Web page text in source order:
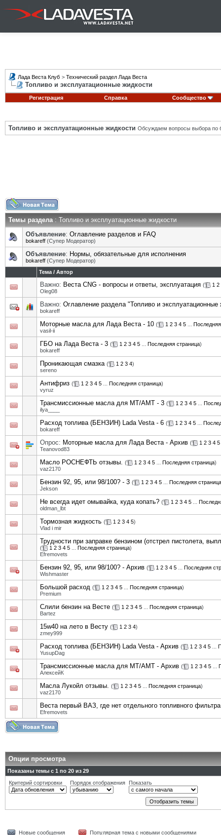
Лада Веста Клуб > Технический раздел Лада Веста
Топливо и эксплуатационные жидкости
Регистрация Справка Сообщество
Топливо и эксплуатационные жидкости Обсуждаем вопросы выбора по
Темы раздела: Топливо и эксплуатационные жидкости
Объявление: Оглавление разделов и FAQ
bokareff (Супер Модератор)
Объявление: Нормы, обязательные для исполнения
bokareff (Супер Модератор)
Тема / Автор
Важно: Веста CNG - вопросы и ответы, эксплуатация ( 1 2
Oleg08
Важно: Оглавление раздела "Топливо и эксплуатационные
bokareff
Моторные масла для Лада Веста - 10 ( 1 2 3 4 5
vasil-ii
ГБО на Лада Веста - 3 ( 1 2 3 4 5 Последняя страница)
bokareff
Проникающая смазка ( 1 2 3 4)
sereno
Антифриз ( 1 2 3 4 5 Последняя страница)
vyruz
Трансмиссионные масла для MT/АМТ - 3 ( 1 2 3 4 5
ilya____
Расход топлива (БЕНЗИН) Lada Vesta - 6 ( 1 2 3 4 5
bokareff
Опрос: Моторные масла для Лада Веста - Архив ( 1 2 3 4 5
Teanovod83
Масло РОСНЕФТЬ отзывы. ( 1 2 3 4 5 Последняя страница)
vaz2170
Бензин 92, 95, или 98/100? - 3 ( 1 2 3 4 5
Последняя страница
Jekson
Не всегда идет омывайка, куда копать? ( 1 2 3 4 5
oldman_lbt
Тормозная жидкость ( 1 2 3 4 5)
Vlad i mir
Трудности при заправке бензином (отстрел пистолета,
( 1 2 3 4 5 Последняя страница)
Efremovets
Бензин 92, 95, или 98/100? - Архив ( 1 2 3 4 5
Последняя
Wishmaster
Большой расход ( 1 2 3 4 5 Последняя страница)
Premium
Слили бензин на Весте ( 1 2 3 4 5 Последняя страница)
Bartez
15w40 на лето в Весту ( 1 2 3 4)
zmey999
Расход топлива (БЕНЗИН) Lada Vesta - Архив ( 1 2 3 4 5
YusupDag
Трансмиссионные масла для MT/АМТ - Архив ( 1 2 3 4 5
АлексейК
Масла Лукойл отзывы. ( 1 2 3 4 5 Последняя страница)
vaz2170
Веста первый ВАЗ, где нет отдельного топливного фильтра
Efremovets
Опции просмотра
Показаны темы с 1 по 20 из 29
Критерий сортировки
Порядок отображения Показать
Новые сообщения
Популярная тема с новыми сообщениями